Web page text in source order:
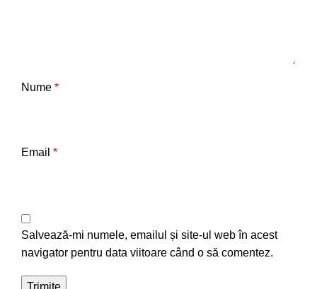
Nume *
Email *
Salvează-mi numele, emailul și site-ul web în acest
navigator pentru data viitoare când o să comentez.